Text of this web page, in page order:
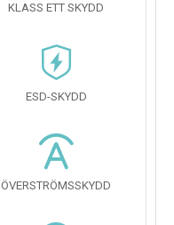
KLASS ETT SKYDD
ESD-SKYDD
ÖVERSTRÖMSSKYDD